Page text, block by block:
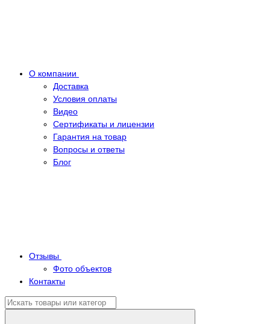
О компании
Доставка
Условия оплаты
Видео
Сертификаты и лицензии
Гарантия на товар
Вопросы и ответы
Блог
Отзывы
Фото объектов
Контакты